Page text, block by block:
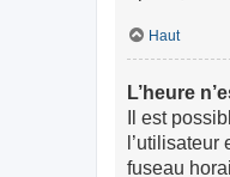
Haut
L’heure
Il est
fuseau